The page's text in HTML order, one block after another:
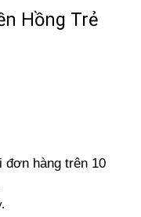
Hồng Trẻ
đơn hàng trên 10